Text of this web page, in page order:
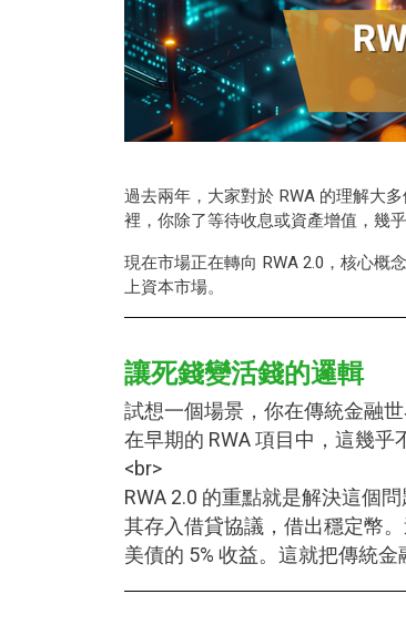
過去兩年，大家對於 RWA 的理解大
裡，你除了等待收息或資產增值，幾
現在市場正在轉向 RWA 2.0，核心概
上資本市場。
讓死錢變活錢的邏輯
試想一個場景，你在傳統金融
在早期的 RWA 項目中，這幾
<br>
RWA 2.0 的重點就是解決這個
其存入借貸協議，借出穩定幣
美債的 5% 收益。這就把傳統金